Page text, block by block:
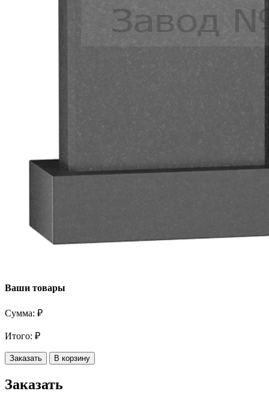
Ваши товары
Сумма: ₽
Итого: ₽
Заказать В корзину
Заказать